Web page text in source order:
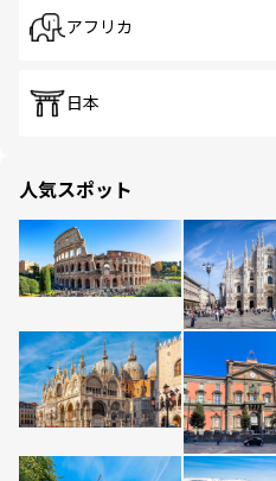
アフリカ
日本
人気スポット